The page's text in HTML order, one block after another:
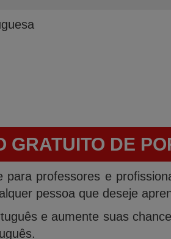
GRATUITO DE
para professores e
pessoa que deseje
e aumente suas